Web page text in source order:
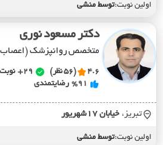
اولین نوبت:توسط منشی
دکتر مسعود نوری
متخصص روانپزشک (اعصاب
4.6 (56 نظر) 29+
نوبت
%91 رضایتمندی
تبریز، خيابان 17شهريور
اولین نوبت:توسط منشی